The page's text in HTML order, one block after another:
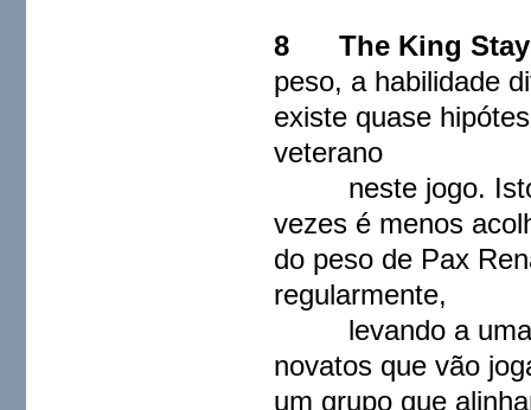
8 The King
peso, a habilidade
existe quase
veterano
neste jogo. Isto
vezes é menos
do peso de Pax
regularmente,
levando a uma
novatos que vão
um grupo que